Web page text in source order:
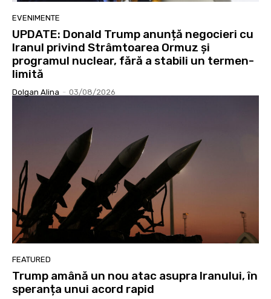
EVENIMENTE
UPDATE: Donald Trump anunță negocieri cu
Iranul privind Strâmtoarea Ormuz și
programul nuclear, fără a stabili un termen-
limită
Dolgan Alina - 03/08/2026
FEATURED
Trump amână un nou atac asupra Iranului, în
speranța unui acord rapid